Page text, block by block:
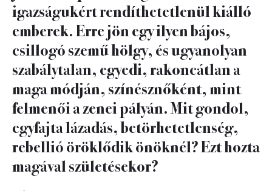
igazságukért rendíthetetlenül kiálló
emberek. Erre jön egy ilyen bájos,
csillogó szemű hölgy, és ugyanolyan
szabálytalan, egyedi, rakoncátlan a
maga módján, színésznőként, mint
felmenői a zenei pályán. Mit gondol,
egyfajta lázadás, betörhetetlenség,
rebellió öröklődik önöknél? Ezt hozta
magával születésekor?